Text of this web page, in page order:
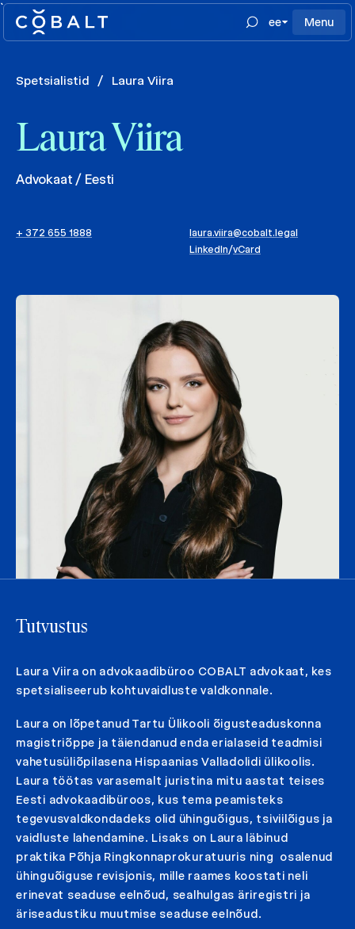
`
ee
Menu
Spetsialistid / Laura Viira
Laura Viira
Advokaat / Eesti
+ 372 655 1888
laura.viira@cobalt.legal
LinkedIn/vCard
Tutvustus
Laura Viira on advokaadibüroo COBALT advokaat, kes
spetsialiseerub kohtuvaidluste valdkonnale.
Laura on lõpetanud Tartu Ülikooli õigusteaduskonna
magistriõppe ja täiendanud enda erialaseid teadmisi
vahetusüliõpilasena Hispaanias Valladolidi ülikoolis.
Laura töötas varasemalt juristina mitu aastat teises
Eesti advokaadibüroos, kus tema peamisteks
tegevusvaldkondadeks olid ühinguõigus, tsiviilõigus ja
vaidluste lahendamine. Lisaks on Laura läbinud
praktika Põhja Ringkonnaprokuratuuris ning osalenud
ühinguõiguse revisjonis, mille raames koostati neli
erinevat seaduse eelnõud, sealhulgas äriregistri ja
äriseadustiku muutmise seaduse eelnõud.